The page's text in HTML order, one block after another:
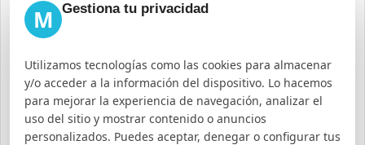
Facebook Ads puede ser más económico pero con
diferente calidad de leads.
En empresas SaaS, el CAC suele incluir costos de
demos, pruebas gratuitas y soporte, haciendo
que la optimización de este indicador sea crítica
M Gestiona tu privacidad
Utilizamos tecnologías como las cookies para almacenar
y/o acceder a la información del dispositivo. Lo hacemos
para mejorar la experiencia de navegación, analizar el
uso del sitio y mostrar contenido o anuncios
personalizados. Puedes aceptar, denegar o configurar tus